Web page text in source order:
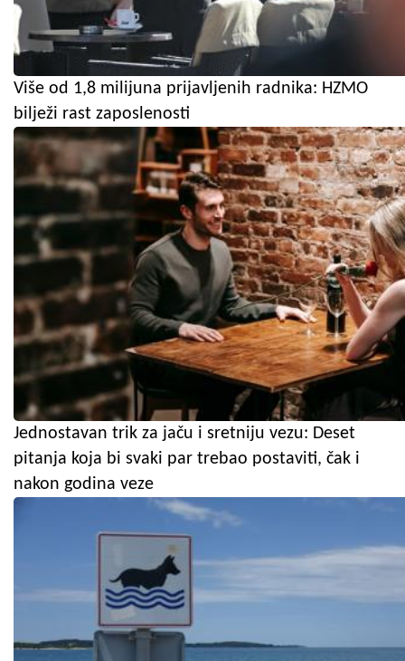
Više od 1,8 milijuna prijavljenih radnika: HZMO
bilježi rast zaposlenosti
Jednostavan trik za jaču i sretniju vezu: Deset
pitanja koja bi svaki par trebao postaviti, čak i
nakon godina veze